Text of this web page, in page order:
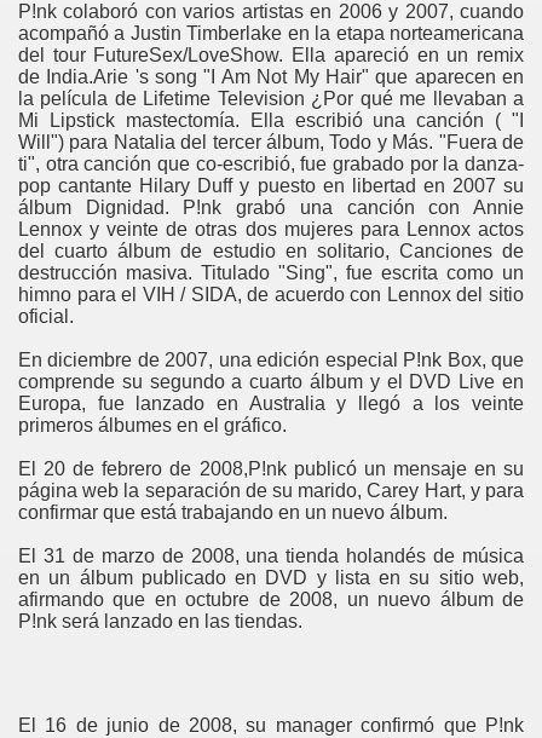
P!nk colaboró con varios artistas en 2006 y 2007, cuando
acompañó a Justin Timberlake en la etapa norteamericana
del tour FutureSex/LoveShow. Ella apareció en un remix
de India.Arie 's song "I Am Not My Hair" que aparecen en
la película de Lifetime Television ¿Por qué me llevaban a
Mi Lipstick mastectomía. Ella escribió una canción ( "I
Will") para Natalia del tercer álbum, Todo y Más. "Fuera de
ti", otra canción que co-escribió, fue grabado por la danza-
pop cantante Hilary Duff y puesto en libertad en 2007 su
álbum Dignidad. P!nk grabó una canción con Annie
Lennox y veinte de otras dos mujeres para Lennox actos
del cuarto álbum de estudio en solitario, Canciones de
destrucción masiva. Titulado "Sing", fue escrita como un
himno para el VIH / SIDA, de acuerdo con Lennox del sitio
oficial.
En diciembre de 2007, una edición especial P!nk Box, que
comprende su segundo a cuarto álbum y el DVD Live en
Europa, fue lanzado en Australia y llegó a los veinte
primeros álbumes en el gráfico.
El 20 de febrero de 2008,P!nk publicó un mensaje en su
página web la separación de su marido, Carey Hart, y para
confirmar que está trabajando en un nuevo álbum.
El 31 de marzo de 2008, una tienda holandés de música
en un álbum publicado en DVD y lista en su sitio web,
afirmando que en octubre de 2008, un nuevo álbum de
P!nk será lanzado en las tiendas.
El 16 de junio de 2008, su manager confirmó que P!nk